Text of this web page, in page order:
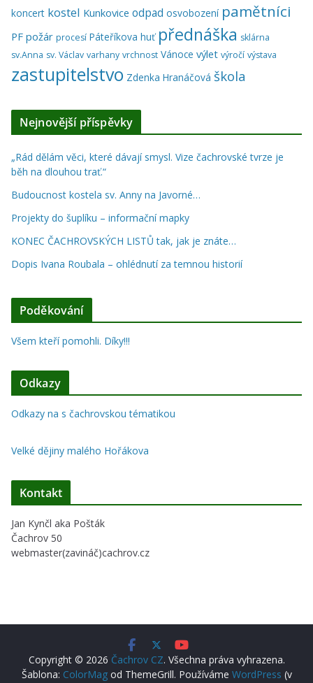
koncert kostel Kunkovice odpad osvobození pamětníci
PF požár procesí Páteříkova huť přednáška sklárna
sv.Anna sv. Václav varhany vrchnost Vánoce výlet výročí výstava
zastupitelstvo Zdenka Hranáčová škola
Nejnovější příspěvky
„Rád dělám věci, které dávají smysl. Vize čachrovské tvrze je
běh na dlouhou trať.“
Budoucnost kostela sv. Anny na Javorné…
Projekty do šuplíku – informační mapky
KONEC ČACHROVSKÝCH LISTŮ tak, jak je znáte…
Dopis Ivana Roubala – ohlédnutí za temnou historií
Poděkování
Všem kteří pomohli. Díky!!!
Odkazy
Odkazy na s čachrovskou tématikou
Velké dějiny malého Hořákova
Kontakt
Jan Kynčl aka Pošták
Čachrov 50
webmaster(zavináč)cachrov.cz
Copyright © 2026 Čachrov CZ. Všechna práva vyhrazena.
Šablona: ColorMagod ThemeGrill. Používáme WordPress (v